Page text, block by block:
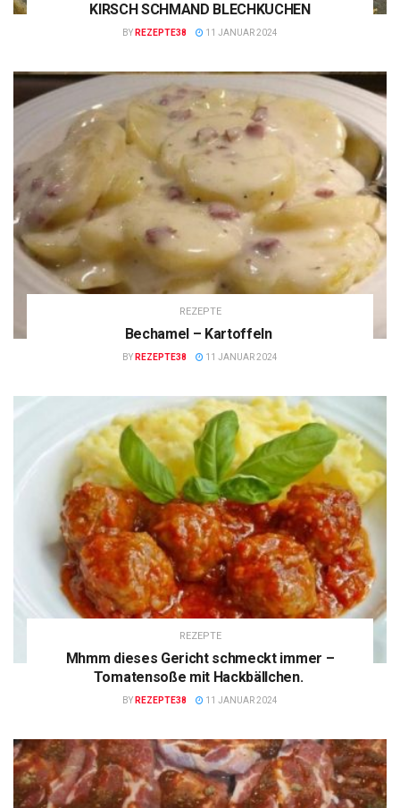
KIRSCH SCHMAND BLECHKUCHEN
BY REZEPTE38 11 JANUAR 2024
REZEPTE
Bechamel – Kartoffeln
BY REZEPTE38 11 JANUAR 2024
REZEPTE
Mhmm dieses Gericht schmeckt immer –
Tomatensoße mit Hackbällchen.
BY REZEPTE38 11 JANUAR 2024